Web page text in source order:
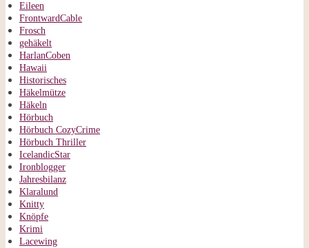
Eileen
FrontwardCable
Frosch
gehäkelt
HarlanCoben
Hawaii
Historisches
Häkelmütze
Häkeln
Hörbuch
Hörbuch CozyCrime
Hörbuch Thriller
IcelandicStar
Ironblogger
Jahresbilanz
Klaralund
Knitty
Knöpfe
Krimi
Lacewing